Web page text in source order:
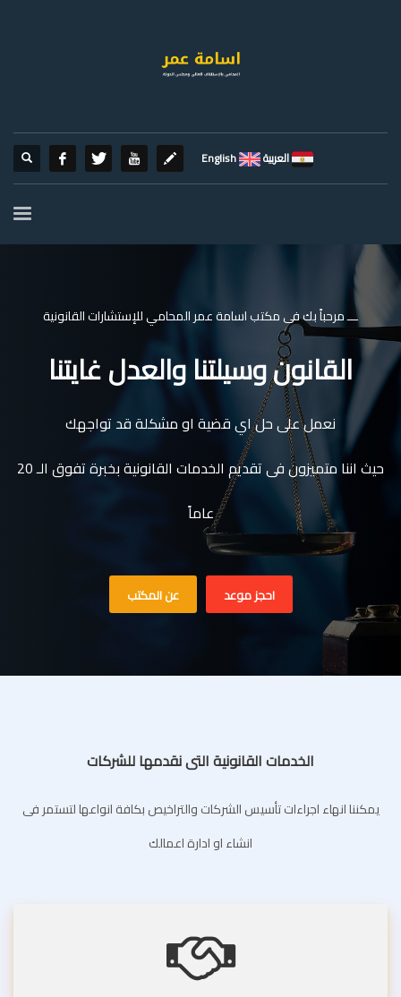
العربية English
ـــ مرحباً بك فى مكتب اسامة عمر المحامي للإستشارات القانونية
القانون وسيلتنا والعدل غايتنا
نعمل على حل اي قضية او مشكلة قد تواجهك
حيث اننا متميزون فى تقديم الخدمات القانونية بخبرة تفوق الـ 20
عاماً
احجز موعد عن المكتب
الخدمات القانونية التى نقدمها للشركات
يمكننا انهاء اجراءات تأسيس الشركات والتراخيص بكافة انواعها لتستمر فى
انشاء او ادارة اعمالك